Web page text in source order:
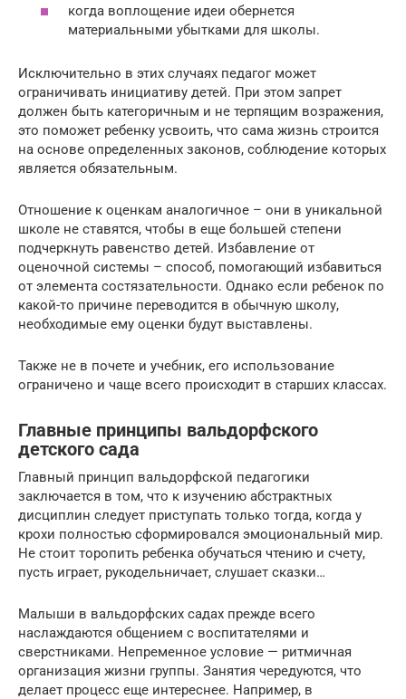
когда воплощение идеи обернется
материальными убытками для школы.
Исключительно в этих случаях педагог может
ограничивать инициативу детей. При этом запрет
должен быть категоричным и не терпящим возражения,
это поможет ребенку усвоить, что сама жизнь строится
на основе определенных законов, соблюдение которых
является обязательным.
Отношение к оценкам аналогичное – они в уникальной
школе не ставятся, чтобы в еще большей степени
подчеркнуть равенство детей. Избавление от
оценочной системы – способ, помогающий избавиться
от элемента состязательности. Однако если ребенок по
какой-то причине переводится в обычную школу,
необходимые ему оценки будут выставлены.
Также не в почете и учебник, его использование
ограничено и чаще всего происходит в старших классах.
Главные принципы вальдорфского
детского сада
Главный принцип вальдорфской педагогики
заключается в том, что к изучению абстрактных
дисциплин следует приступать только тогда, когда у
крохи полностью сформировался эмоциональный мир.
Не стоит торопить ребенка обучаться чтению и счету,
пусть играет, рукодельничает, слушает сказки…
Малыши в вальдорфских садах прежде всего
наслаждаются общением с воспитателями и
сверстниками. Непременное условие — ритмичная
организация жизни группы. Занятия чередуются, что
делает процесс еще интереснее. Например, в